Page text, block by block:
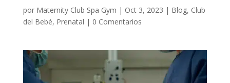
por Maternity Club Spa Gym | Oct 3, 2023 | Blog, Club
del Bebé, Prenatal | 0 Comentarios